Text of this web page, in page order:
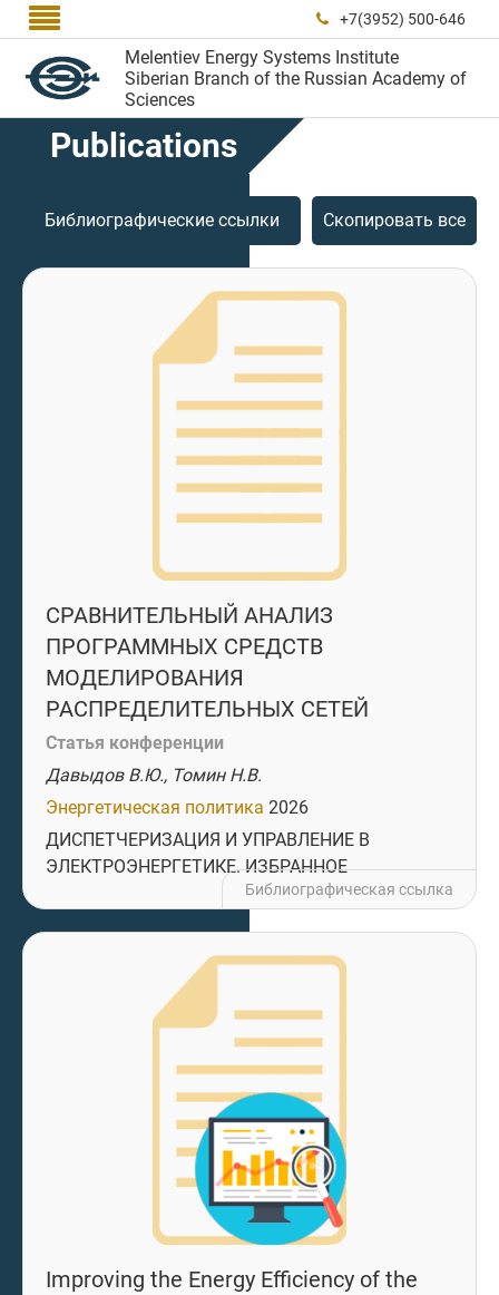
  +7(3952) 500-646
Melentiev Energy Systems Institute
Siberian Branch of the Russian Academy of
Sciences
Publications
Библиографические ссылки Скопировать все
СРАВНИТЕЛЬНЫЙ АНАЛИЗ
ПРОГРАММНЫХ СРЕДСТВ
МОДЕЛИРОВАНИЯ
РАСПРЕДЕЛИТЕЛЬНЫХ СЕТЕЙ
Статья конференции
Давыдов В.Ю., Томин Н.В.
Энергетическая политика 2026
ДИСПЕТЧЕРИЗАЦИЯ И УПРАВЛЕНИЕ В
ЭЛЕКТРОЭНЕРГЕТИКЕ. ИЗБРАННОЕ
Библиографическая ссылка
Improving the Energy Efficiency of the